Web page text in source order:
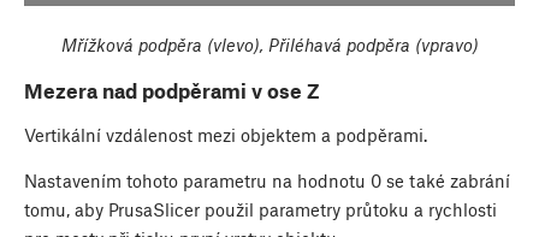
Mřížková podpěra (vlevo), Přiléhavá podpěra (vpravo)
Mezera nad podpěrami v ose Z
Vertikální vzdálenost mezi objektem a podpěrami.
Nastavením tohoto parametru na hodnotu 0 se také zabrání
tomu, aby PrusaSlicer použil parametry průtoku a rychlosti